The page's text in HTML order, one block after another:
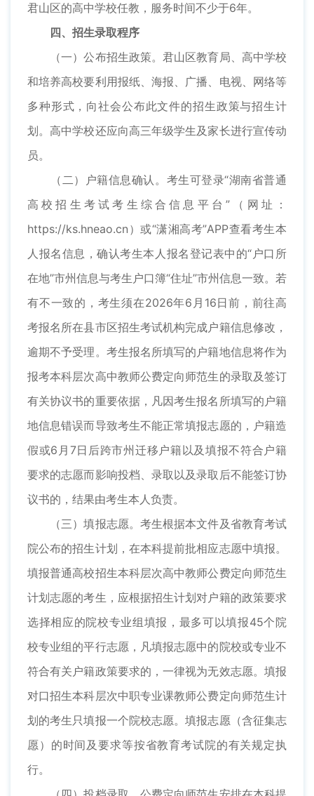
君山区的高中学校任教，服务时间不少于6年。
四、招生录取程序
（一）公布招生政策。君山区教育局、高中学校
和培养高校要利用报纸、海报、广播、电视、网络等
多种形式，向社会公布此文件的招生政策与招生计
划。高中学校还应向高三年级学生及家长进行宣传动
员。
（二）户籍信息确认。考生可登录“湖南省普通
高校招生考试考生综合信息平台”（网址：
https://ks.hneao.cn）或“潇湘高考”APP查看考生本
人报名信息，确认考生本人报名登记表中的“户口所
在地”市州信息与考生户口簿“住址”市州信息一致。若
有不一致的，考生须在2026年6月16日前，前往高
考报名所在县市区招生考试机构完成户籍信息修改，
逾期不予受理。考生报名所填写的户籍地信息将作为
报考本科层次高中教师公费定向师范生的录取及签订
有关协议书的重要依据，凡因考生报名所填写的户籍
地信息错误而导致考生不能正常填报志愿的，户籍造
假或6月7日后跨市州迁移户籍以及填报不符合户籍
要求的志愿而影响投档、录取以及录取后不能签订协
议书的，结果由考生本人负责。
（三）填报志愿。考生根据本文件及省教育考试
院公布的招生计划，在本科提前批相应志愿中填报。
填报普通高校招生本科层次高中教师公费定向师范生
计划志愿的考生，应根据招生计划对户籍的政策要求
选择相应的院校专业组填报，最多可以填报45个院
校专业组的平行志愿，凡填报志愿中的院校或专业不
符合有关户籍政策要求的，一律视为无效志愿。填报
对口招生本科层次中职专业课教师公费定向师范生计
划的考生只填报一个院校志愿。填报志愿（含征集志
愿）的时间及要求等按省教育考试院的有关规定执
行。